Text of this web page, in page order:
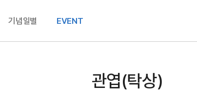
기념일별 EVENT
관엽(탁상)